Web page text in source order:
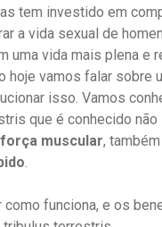
tem investido em
a vida sexual de
uma vida mais plena e
hoje vamos falar sobre
isso. Vamos
que é conhecido não
muscular,
.
como funciona, e os